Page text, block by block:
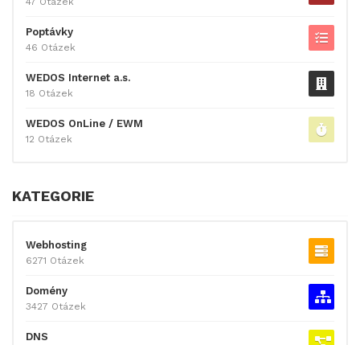
Poptávky
46 Otázek
WEDOS Internet a.s.
18 Otázek
WEDOS OnLine / EWM
12 Otázek
KATEGORIE
Webhosting
6271 Otázek
Domény
3427 Otázek
DNS